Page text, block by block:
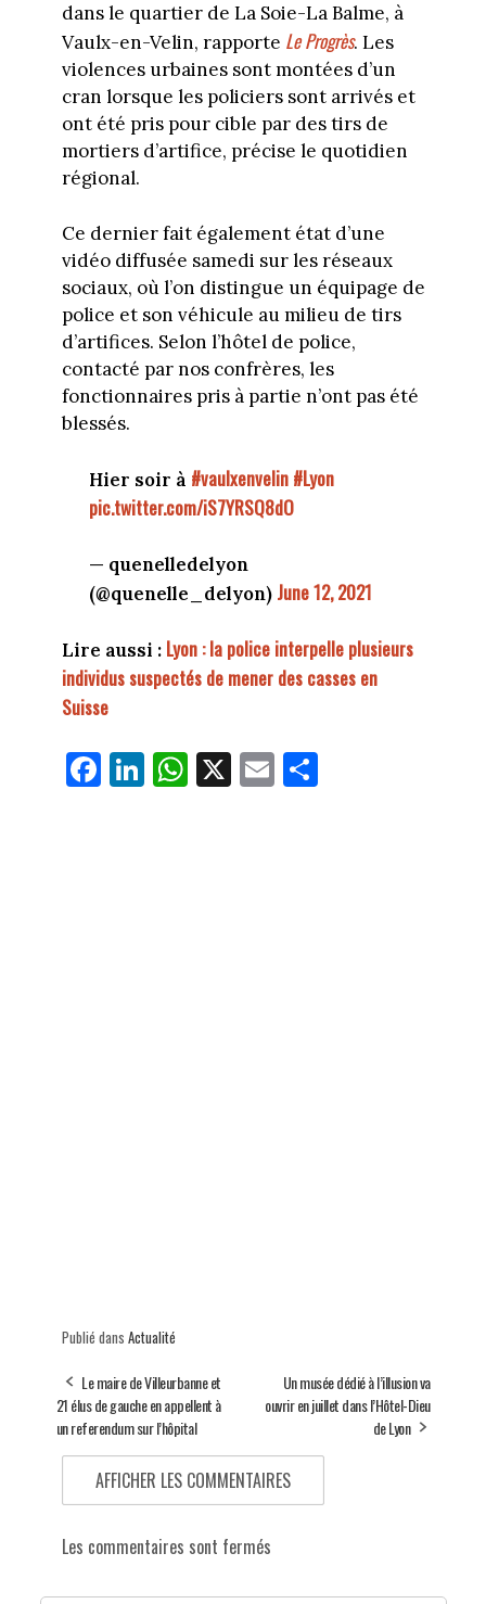
dans le quartier de La Soie-La Balme, à
Vaulx-en-Velin, rapporte Le Progrès. Les
violences urbaines sont montées d’un
cran lorsque les policiers sont arrivés et
ont été pris pour cible par des tirs de
mortiers d’artifice, précise le quotidien
régional.
Ce dernier fait également état d’une
vidéo diffusée samedi sur les réseaux
sociaux, où l’on distingue un équipage de
police et son véhicule au milieu de tirs
d’artifices. Selon l’hôtel de police,
contacté par nos confrères, les
fonctionnaires pris à partie n’ont pas été
blessés.
Hier soir à #vaulxenvelin #Lyon
pic.twitter.com/iS7YRSQ8dO
— quenelledelyon
(@quenelle_delyon) June 12, 2021
Lire aussi : Lyon : la police interpelle plusieurs
individus suspectés de mener des casses en
Suisse
Fa
ce
Li
nk
W
ha
X E
m
Pa
rt
Publié dans Actualité
Le maire de Villeurbanne et
21 élus de gauche en appellent à
un referendum sur l’hôpital
Un musée dédié à l’illusion va
ouvrir en juillet dans l’Hôtel-Dieu
de Lyon
AFFICHER LES COMMENTAIRES
Les commentaires sont fermés